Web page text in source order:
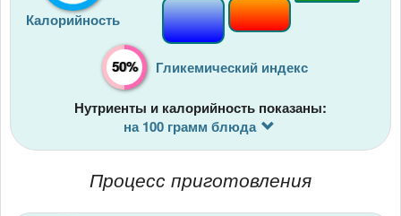
Калорийность
50% Гликемический индекс
Нутриенты и калорийность показаны:
на 100 грамм блюда
Процесс приготовления